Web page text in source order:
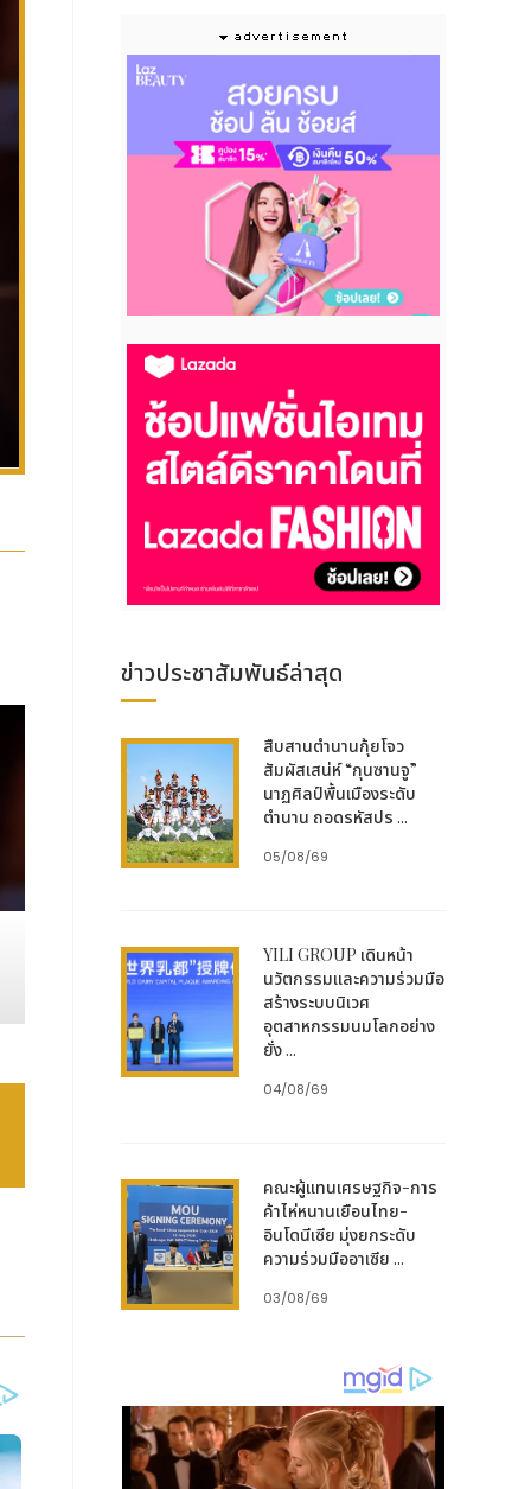
บ
ข่าวประชาสัมพันธ์ล่าสุด
สืบสานตำนานกุ้ยโจว
สัมผัสเสน่ห์ “กุนซานจู”
นาฏศิลป์พื้นเมืองระดับ
ตำนาน ถอดรหัสปร ...
05/08/69
YILI GROUP เดินหน้า
นวัตกรรมและความร่วมมือ
สร้างระบบนิเวศ
อุตสาหกรรมนมโลกอย่าง
ยั่ง ...
04/08/69
คณะผู้แทนเศรษฐกิจ-การ
ค้าไห่หนานเยือนไทย-
อินโดนีเซีย มุ่งยกระดับ
ความร่วมมืออาเซีย ...
03/08/69